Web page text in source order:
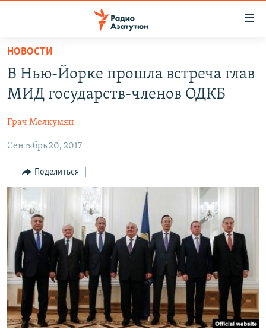
Перейти
основному
содержанию
навигации
Перейти
поиску
ОБЩЕСТВО
ЭКОНОМИКА
РЕГИОН
НАГОРНЫЙ КАРАБАХ
КУЛЬТУРА
СПОРТ
АРХИВ
Հայերեն
English
Русский
НОВОСТИ
В Нью-Йорке прошла встреча глав
МИД государств-членов ОДКБ
Грач Мелкумян
Сентябрь 20, 2017
Поделиться